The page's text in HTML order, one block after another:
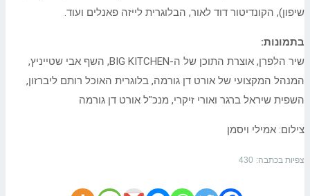
שיפון), הקונדיטור דוד לאור, הבלוגרית לייזה פאנלים ועוד.
בתמונות:
שיר הלפרן, אוצרת התוכן של ה-BIG KITCHEN, השף אבי שטייניץ,
המנהל המקצועי של אורט דן גורמה, בלוגרית האוכל רותם ליברזון,
השפית שיראל ברגר ואורי זיקרי, מנכ"ל אורט דן גורמה
צילום: אמילי ויסמן
צפיות בכתבה: 430